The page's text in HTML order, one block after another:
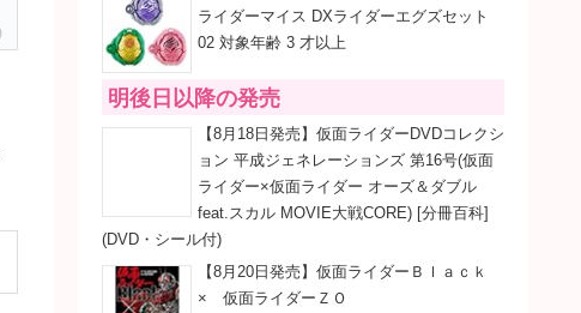
ライダーマイス DXライダーエグズセット
02 対象年齢 3 才以上
明後日以降の発売
【8月18日発売】仮面ライダーDVDコレクシ
ョン 平成ジェネレーションズ 第16号(仮面
ライダー×仮面ライダー オーズ＆ダブル
feat.スカル MOVIE大戦CORE) [分冊百科]
(DVD・シール付)
【8月20日発売】仮面ライダーＢｌａｃｋ
× 仮面ライダーＺＯ